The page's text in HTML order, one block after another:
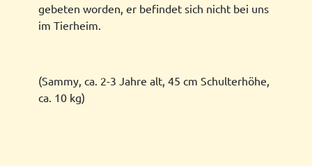
gebeten worden, er befindet sich nicht bei uns
im Tierheim.
(Sammy, ca. 2-3 Jahre alt, 45 cm Schulterhöhe,
ca. 10 kg)